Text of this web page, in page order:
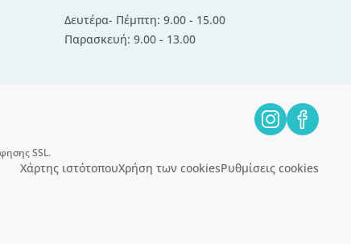
Δευτέρα- Πέμπτη: 9.00 - 15.00
Παρασκευή: 9.00 - 13.00
SSL.
Χάρτης ιστότοπουΧρήση των cookiesΡυθμίσεις cookies